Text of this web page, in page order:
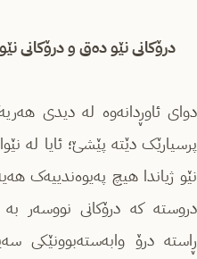
درۆکانی نێو دەق و درۆکانی
دوای ئاوڕدانەوە لە دیدی
پرسیارێک دێتە پێشێ؛ ئایا لە
نێو ژیاندا هیچ پەیوەندییەک
دروستە کە درۆکانی نووسەر
ڕاستە درۆ وابەستەبوونێکی